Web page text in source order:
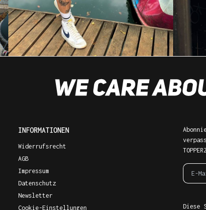
INFORMATIONEN
Widerrufsrecht
AGB
Impressum
Datenschutz
Newsletter
Cookie-Einstellungen
Diese